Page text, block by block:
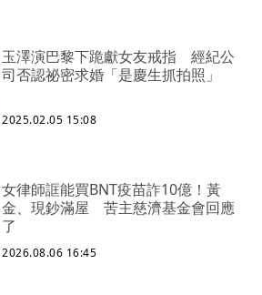
玉澤演巴黎下跪獻女友戒指 經紀公
司否認祕密求婚「是慶生抓拍照」
2025.02.05 15:08
女律師誆能買BNT疫苗詐10億！黃
金、現鈔滿屋 苦主慈濟基金會回應
了
2026.08.06 16:45